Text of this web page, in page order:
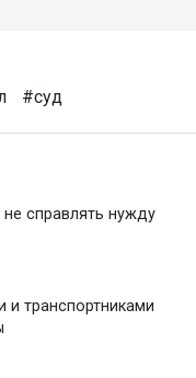
#суд
не справлять нужду
и транспортниками